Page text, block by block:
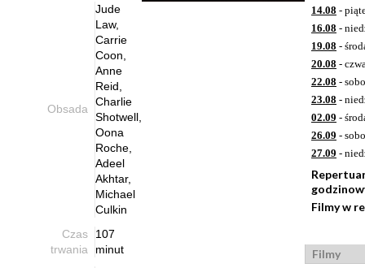
Obsada
Jude
Law,
Carrie
Coon,
Anne
Reid,
Charlie
Shotwell,
Oona
Roche,
Adeel
Akhtar,
Michael
Culkin
Czas
trwania
107
minut
14.08 -
16.08 -
19.08 -
20.08 -
22.08 -
23.08 -
02.09 -
26.09 -
27.09 -
Filmy w
Filmy